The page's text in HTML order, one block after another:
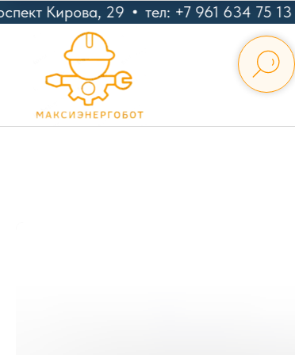
Кирова, 29 тел: +7 961 634 75 13